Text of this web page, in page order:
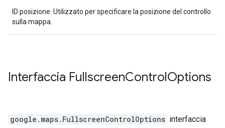
ID posizione. Utilizzato per specificare la posizione del controllo
sulla mappa.
Interfaccia FullscreenControlOptions
google.maps. FullscreenControlOptions interfaccia